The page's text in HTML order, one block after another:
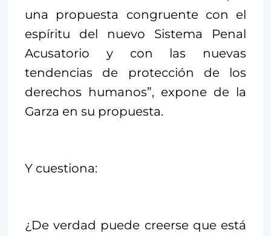
una propuesta congruente con el
espíritu del nuevo Sistema Penal
Acusatorio y con las nuevas
tendencias de protección de los
derechos humanos”, expone de la
Garza en su propuesta.
Y cuestiona:
¿De verdad puede creerse que está